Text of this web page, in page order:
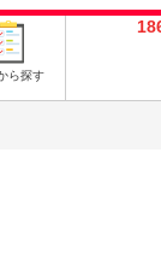
ら探す